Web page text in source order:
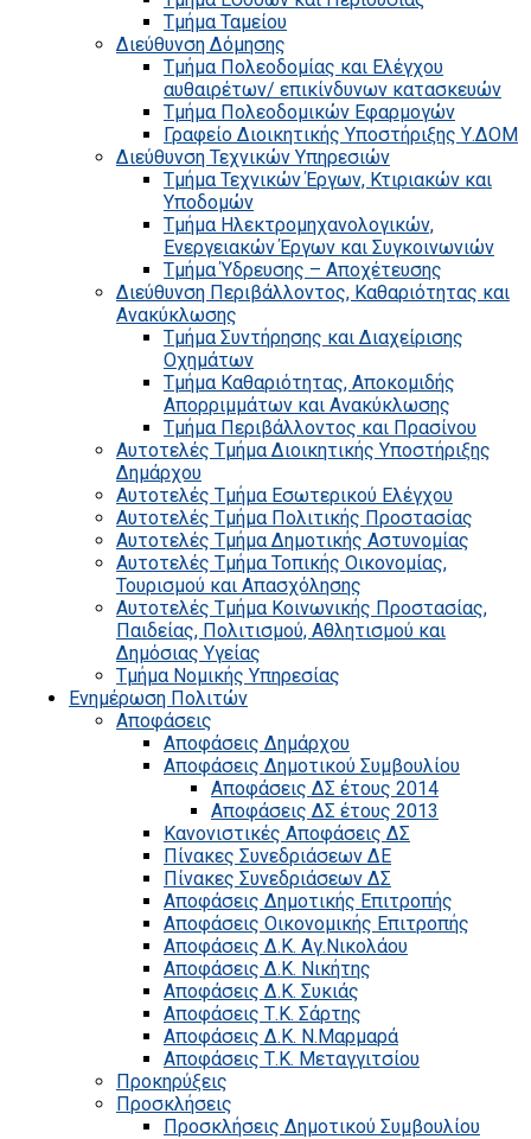
Τμήμα Ταμείου
Διεύθυνση Δόμησης
Τμήμα Πολεοδομίας και Ελέγχου
αυθαιρέτων/ επικίνδυνων κατασκευών
Τμήμα Πολεοδομικών Εφαρμογών
Γραφείο Διοικητικής Υποστήριξης Υ.ΔΟΜ
Διεύθυνση Τεχνικών Υπηρεσιών
Τμήμα Τεχνικών Έργων, Κτιριακών και
Υποδομών
Τμήμα Ηλεκτρομηχανολογικών,
Ενεργειακών Έργων και Συγκοινωνιών
Τμήμα Ύδρευσης – Αποχέτευσης
Διεύθυνση Περιβάλλοντος, Καθαριότητας και
Ανακύκλωσης
Τμήμα Συντήρησης και Διαχείρισης
Οχημάτων
Τμήμα Καθαριότητας, Αποκομιδής
Απορριμμάτων και Ανακύκλωσης
Τμήμα Περιβάλλοντος και Πρασίνου
Αυτοτελές Τμήμα Διοικητικής Υποστήριξης
Δημάρχου
Αυτοτελές Τμήμα Εσωτερικού Ελέγχου
Αυτοτελές Τμήμα Πολιτικής Προστασίας
Αυτοτελές Τμήμα Δημοτικής Αστυνομίας
Αυτοτελές Τμήμα Τοπικής Οικονομίας,
Τουρισμού και Απασχόλησης
Αυτοτελές Τμήμα Κοινωνικής Προστασίας,
Παιδείας, Πολιτισμού, Αθλητισμού και
Δημόσιας Υγείας
Τμήμα Νομικής Υπηρεσίας
Ενημέρωση Πολιτών
Αποφάσεις
Αποφάσεις Δημάρχου
Αποφάσεις Δημοτικού Συμβουλίου
Αποφάσεις ΔΣ έτους 2014
Αποφάσεις ΔΣ έτους 2013
Κανονιστικές Αποφάσεις ΔΣ
Πίνακες Συνεδριάσεων ΔΕ
Πίνακες Συνεδριάσεων ΔΣ
Αποφάσεις Δημοτικής Επιτροπής
Αποφάσεις Οικονομικής Επιτροπής
Αποφάσεις Δ.Κ. Αγ.Νικολάου
Αποφάσεις Δ.Κ. Νικήτης
Αποφάσεις Δ.Κ. Συκιάς
Αποφάσεις Τ.Κ. Σάρτης
Αποφάσεις Δ.Κ. Ν.Μαρμαρά
Αποφάσεις Τ.Κ. Μεταγγιτσίου
Προκηρύξεις
Προσκλήσεις
Προσκλήσεις Δημοτικού Συμβουλίου